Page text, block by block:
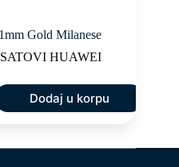
Gold Milanese
SATOVI HUAWEI
Dodaj u korpu